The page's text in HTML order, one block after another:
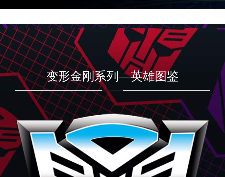
变形金刚系列—英雄图鉴